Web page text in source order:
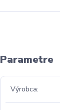
Parametre
Výrobca